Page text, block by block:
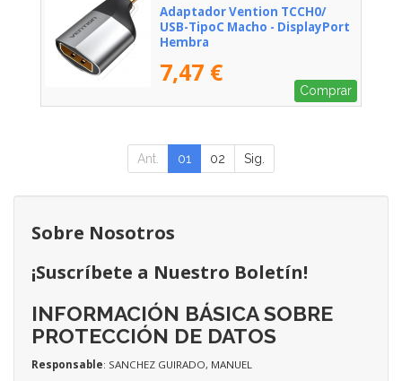
Adaptador Vention TCCH0/
USB-TipoC Macho - DisplayPort
Hembra
7,47 €
Comprar
Ant. 01 02 Sig.
Sobre Nosotros
¡Suscríbete a Nuestro Boletín!
INFORMACIÓN BÁSICA SOBRE
PROTECCIÓN DE DATOS
Responsable: SANCHEZ GUIRADO, MANUEL